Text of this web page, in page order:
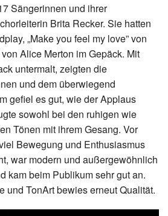
Sängerinnen und ihrer
Brita Recker. Sie hatten
„Make you feel my love” von
Alice Merton im Gepäck. Mit
untermalt, zeigten die
und dem überwiegend
gefiel es gut, wie der Applaus
sowohl bei den ruhigen wie
Tönen mit ihrem Gesang. Vor
Bewegung und Enthusiasmus
war modern und außergewöhnlich
kam beim Publikum sehr gut an.
und TonArt bewies erneut Qualität.